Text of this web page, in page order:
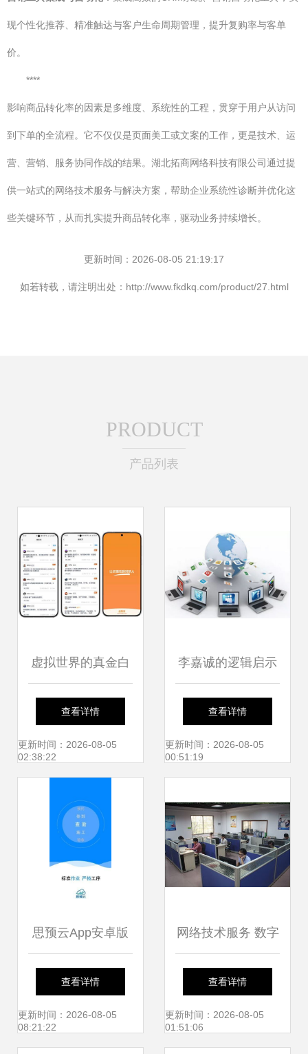
现个性化推荐、精准触达与客户生命周期管理，提升复购率与客单
价。
****
影响商品转化率的因素是多维度、系统性的工程，贯穿于用户从访问
到下单的全流程。它不仅仅是页面美工或文案的工作，更是技术、运
营、营销、服务协同作战的结果。湖北拓商网络科技有限公司通过提
供一站式的网络技术服务与解决方案，帮助企业系统性诊断并优化这
些关键环节，从而扎实提升商品转化率，驱动业务持续增长。
更新时间：2026-08-05 21:19:17
如若转载，请注明出处：http://www.fkdkq.com/product/27.html
PRODUCT
产品列表
虚拟世界的真金白
银 网络游戏赚钱与
最新网络技术服务
查看详情
更新时间：2026-08-05
02:38:22
李嘉诚的逻辑启示
物流业的下一个核
心风口是？
查看详情
更新时间：2026-08-05
00:51:19
思预云App安卓版
免费下载 最新
v1.1.8版发布，网
查看详情
更新时间：2026-08-05
08:21:22
网络技术服务 数字
化转型的核心驱动
力
查看详情
更新时间：2026-08-05
01:51:06